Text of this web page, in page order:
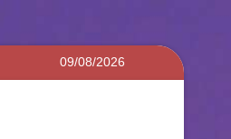
09/08/2026